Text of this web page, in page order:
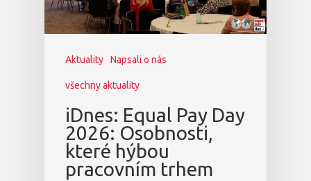
Aktuality Napsali o nás
všechny aktuality
iDnes: Equal Pay Day
2026: Osobnosti,
které hýbou
pracovním trhem